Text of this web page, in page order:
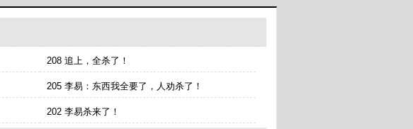
208 追上，全杀了！
205 李易：东西我全要了，人劝杀了！
202 李易杀来了！